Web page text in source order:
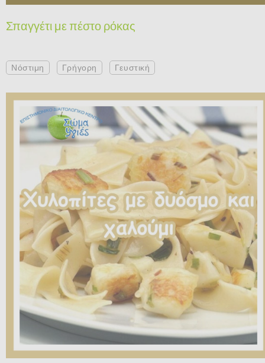
Σπαγγέτι με πέστο ρόκας
Νόστιμη Γρήγορη Γευστική